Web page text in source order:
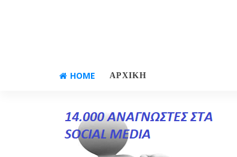
HOME ΑΡΧΙΚΗ